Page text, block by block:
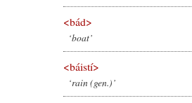
<bád>
‘boat’
<báistí>
‘rain (gen.)’